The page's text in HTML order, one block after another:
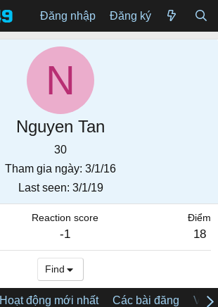
Đăng nhập Đăng ký
N
Nguyen Tan
30
Tham gia ngày 3/1/16
Last seen 3/1/19
Reaction score
-1
Điểm
18
Find
Hoạt động mới nhất Các bài đăng Về